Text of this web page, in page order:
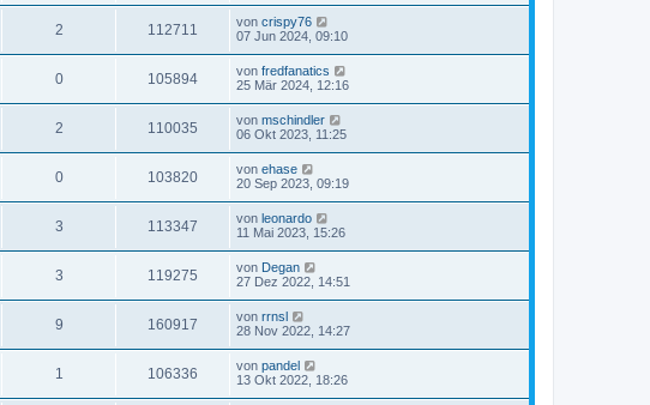
2 112711 von crispy76
07 Jun 2024, 09:10
0 105894 von fredfanatics
25 Mär 2024, 12:16
2 110035 von mschindler
06 Okt 2023, 11:25
0 103820 von ehase
20 Sep 2023, 09:19
3 113347 von leonardo
11 Mai 2023, 15:26
3 119275 von Degan
27 Dez 2022, 14:51
9 160917 von rrnsl
28 Nov 2022, 14:27
1 106336 von pandel
13 Okt 2022, 18:26